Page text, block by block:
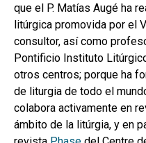
que el P. Matías Augé ha
litúrgica promovida por el
consultor, así como
Pontificio Instituto
otros centros; porque ha
de liturgia de todo el
colabora activamente en
ámbito de la litúrgia, y en